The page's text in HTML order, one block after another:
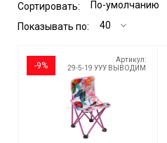
Сортировать:
Показывать по:
-9%
Артикул:
29-5-19 УУУ ВЫВОДИМ